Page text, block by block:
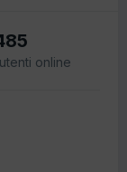
online